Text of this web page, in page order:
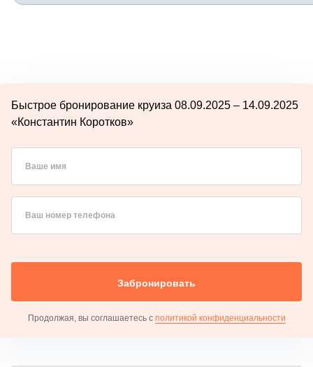
Быстрое бронирование круиза 08.09.2025 – 14.09.2025
«Константин Коротков»
Ваше имя
Ваш номер телефона
Забронировать
Продолжая, вы соглашаетесь с политикой конфиденциальности